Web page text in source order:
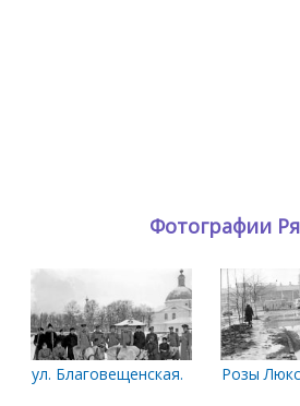
Фотографии
ул. Благовещенская. 1915-1916 гг.
Розы